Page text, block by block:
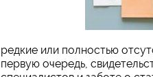
редкие или полностью
первую очередь,